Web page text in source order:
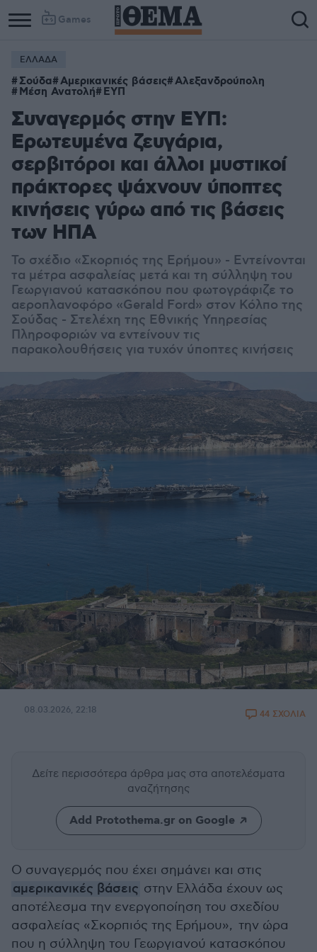
Games
ΕΛΛΑΔΑ
Σούδα Αμερικανικές βάσεις Αλεξανδρούπολη
Μέση Ανατολή ΕΥΠ
Συναγερμός στην ΕΥΠ:
Ερωτευμένα ζευγάρια,
σερβιτόροι και άλλοι μυστικοί
πράκτορες ψάχνουν ύποπτες
κινήσεις γύρω από τις βάσεις
των ΗΠΑ
Το σχέδιο «Σκορπιός της Ερήμου» - Εντείνονται
τα μέτρα ασφαλείας μετά και τη σύλληψη του
Γεωργιανού κατασκόπου που φωτογράφιζε το
αεροπλανοφόρο «Gerald Ford» στον Κόλπο της
Σούδας - Στελέχη της Εθνικής Υπηρεσίας
Πληροφοριών να εντείνουν τις
παρακολουθήσεις για τυχόν ύποπτες κινήσεις
08.03.2026, 22:18 44 ΣΧΟΛΙΑ
Δείτε περισσότερα άρθρα μας στα αποτελέσματα
αναζήτησης
Add Protothema.gr on Google
Ο συναγερμός που έχει σημάνει και στις
αμερικανικές βάσεις στην Ελλάδα έχουν ως
αποτέλεσμα την ενεργοποίηση του σχεδίου
ασφαλείας «Σκορπιός της Ερήμου», την ώρα
που η σύλληψη του Γεωργιανού κατασκόπου